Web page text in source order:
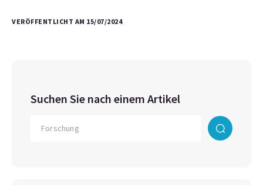
VERÖFFENTLICHT AM 15/07/2024
Suchen Sie nach einem Artikel